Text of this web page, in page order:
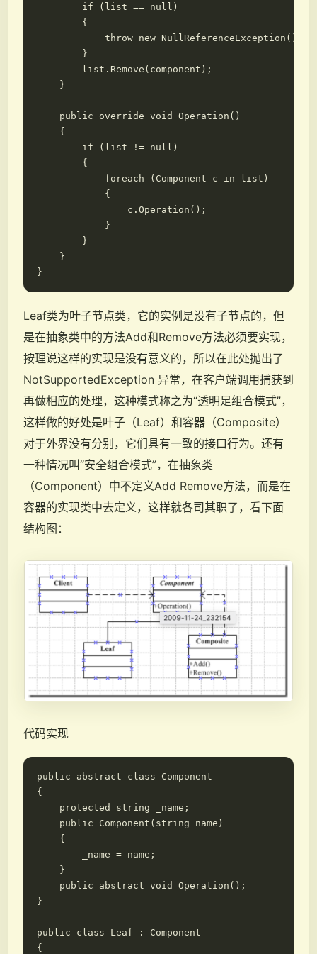
        if (list == null)
        {
            throw new NullReferenceException();
        }
        list.Remove(component);
    }
    public override void Operation()
    {
        if (list != null)
        {
            foreach (Component c in list)
            {
                c.Operation();
            }
        }
    }
Leaf类为叶子节点类，它的实例是没有子节点的，但
是在抽象类中的方法Add和Remove方法必须要实现，
按理说这样的实现是没有意义的，所以在此处抛出了
NotSupportedException 异常，在客户端调用捕获到
再做相应的处理，这种模式称之为“透明足组合模式”，
这样做的好处是叶子（Leaf）和容器（Composite）
对于外界没有分别，它们具有一致的接口行为。还有
一种情况叫“安全组合模式”，在抽象类
（Component）中不定义Add Remove方法，而是在
容器的实现类中去定义，这样就各司其职了，看下面
结构图：
代码实现
public abstract class Component
{
    protected string _name;
    public Component(string name)
    {
        _name = name;
    }
    public abstract void Operation();
}
public class Leaf : Component
{